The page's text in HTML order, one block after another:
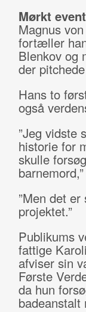
Mørkt
Magnus
fortæller
Blenkov og
der
Hans to
også
”Jeg vidste
historie for
skulle
”Men det
projektet.”
Publikums
fattige
afviser sin
Første
da hun
badeanstalt